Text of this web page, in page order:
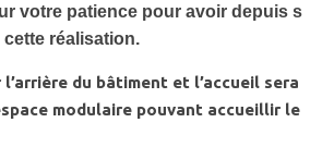
votre patience pour avoir depuis s
réalisation.
l’arrière du bâtiment et l’accueil sera
modulaire pouvant accueillir le